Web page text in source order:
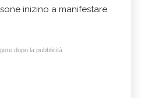
inizino a manifestare
dopo la pubblicità